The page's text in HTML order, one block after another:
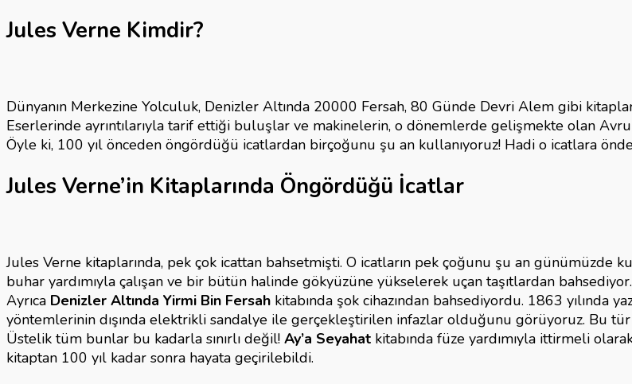
Jules Verne Kimdir?
Dünyanın Merkezine Yolculuk, Denizler Altında 20000 Fersah, 80 Günde Devri Alem gibi
Eserlerinde ayrıntılarıyla tarif ettiği buluşlar ve makinelerin, o dönemlerde gelişmekte olan
Öyle ki, 100 yıl önceden öngördüğü icatlardan birçoğunu şu an kullanıyoruz! Hadi o icatlara
Jules Verne’in Kitaplarında Öngördüğü İcatlar
Jules Verne kitaplarında, pek çok icattan bahsetmişti. O icatların pek çoğunu şu an günümüzde
buhar yardımıyla çalışan ve bir bütün halinde gökyüzüne yükselerek uçan taşıtlardan
Ayrıca Denizler Altında Yirmi Bin Fersah kitabında şok cihazından bahsediyordu. 1863 yılında
yöntemlerinin dışında elektrikli sandalye ile gerçekleştirilen infazlar olduğunu görüyoruz. Bu tür
Üstelik tüm bunlar bu kadarla sınırlı değil! Ay’a Seyahat kitabında füze yardımıyla ittirmeli
kitaptan 100 yıl kadar sonra hayata geçirilebildi.